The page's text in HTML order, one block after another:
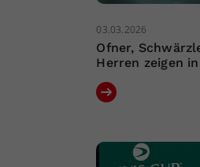
03.03.2026
Ofner,
Herren zeigen